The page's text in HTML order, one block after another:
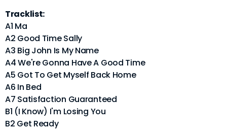
Tracklist:
A1 Ma
A2 Good Time Sally
A3 Big John Is My Name
A4 We're Gonna Have A Good Time
A5 Got To Get Myself Back Home
A6 In Bed
A7 Satisfaction Guaranteed
B1 (I Know) I'm Losing You
B2 Get Ready